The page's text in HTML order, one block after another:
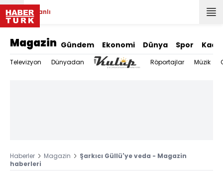
Canlı
Magazin Gündem Ekonomi Dünya Spor
Televizyon Dünyadan Röportajlar Müzik
Haberler Magazin
Şarkıcı Güllü'ye veda - Magazin
haberleri